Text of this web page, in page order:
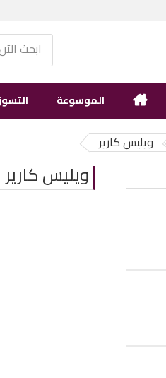
الموسوعة
ويليس كارير
ويليس كارير